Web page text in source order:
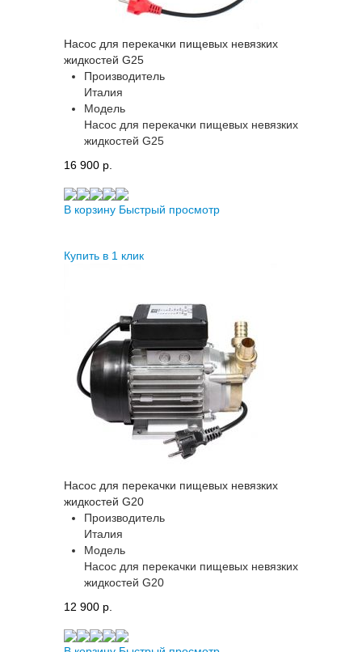
Насос для перекачки пищевых невязких
жидкостей G25
Производитель
Италия
Модель
Насос для перекачки пищевых невязких
жидкостей G25
16 900 p.
В корзину Быстрый просмотр
Купить в 1 клик
Насос для перекачки пищевых невязких
жидкостей G20
Производитель
Италия
Модель
Насос для перекачки пищевых невязких
жидкостей G20
12 900 p.